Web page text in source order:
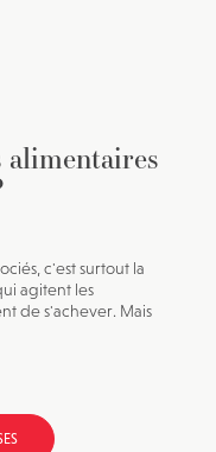
alimentaires
c'est surtout la
agitent les
de s'achever. Mais